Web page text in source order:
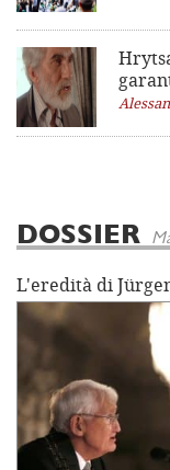
DOSSIER
L'eredità di